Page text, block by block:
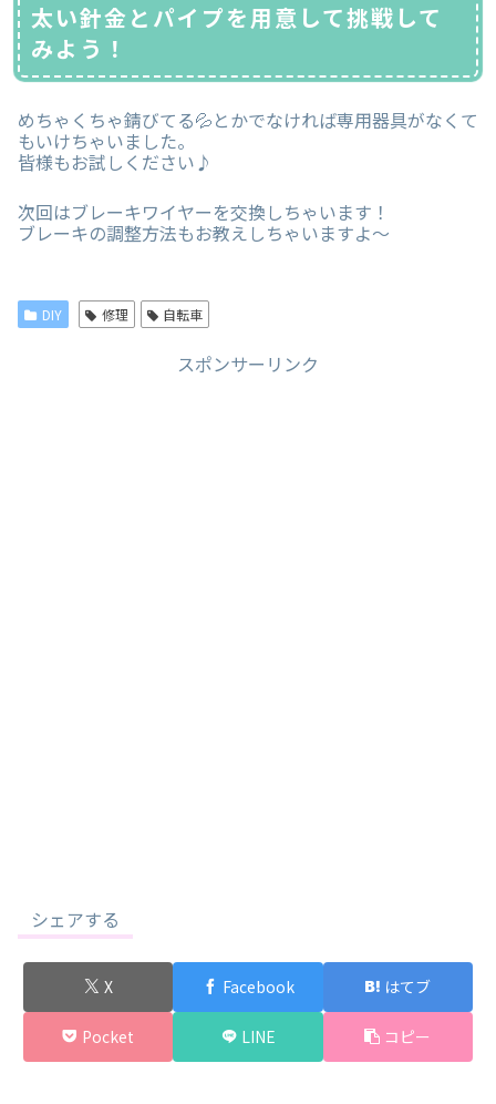
太い針金とパイプを用意して挑戦して
みよう！
めちゃくちゃ錆びてる💦とかでなければ専用器具がなくて
もいけちゃいました。
皆様もお試しください♪
次回はブレーキワイヤーを交換しちゃいます！
ブレーキの調整方法もお教えしちゃいますよ〜
DIY 修理 自転車
スポンサーリンク
シェアする
X Facebook はてブ
Pocket LINE コピー